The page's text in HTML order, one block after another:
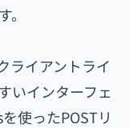
ライアントライ
いインターフェ
使ったPOSTリ